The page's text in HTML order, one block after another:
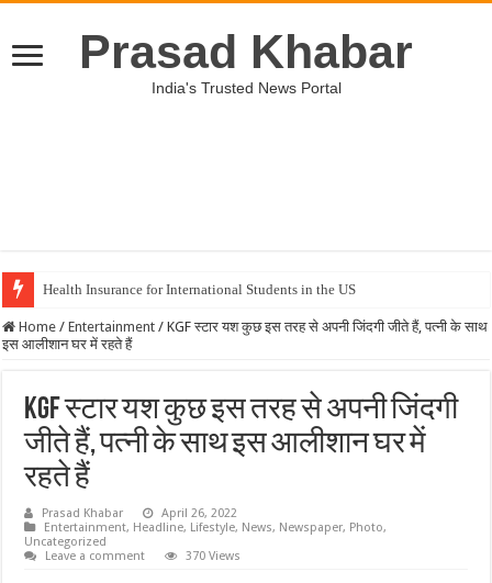
Prasad Khabar
India's Trusted News Portal
Health Insurance for International Students in the US
Home / Entertainment / KGF स्टार यश कुछ इस तरह से अपनी जिंदगी जीते हैं, पत्नी के साथ
इस आलीशान घर में रहते हैं
KGF स्टार यश कुछ इस तरह से अपनी जिंदगी
जीते हैं, पत्नी के साथ इस आलीशान घर में
रहते हैं
Prasad Khabar
April 26, 2022
Entertainment, Headline, Lifestyle, News, Newspaper, Photo,
Uncategorized
Leave a comment
370 Views